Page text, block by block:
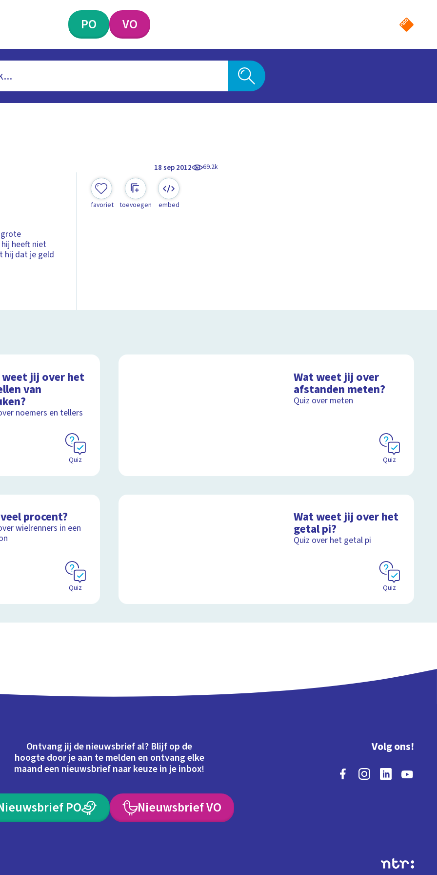
PO VO
18 sep 2012 69.2k
heeft niet
hij dat je geld
favoriet toevoegen embed
weet jij over het
van
noemers en tellers
Quiz
Wat weet jij over
afstanden meten?
Quiz over meten
Quiz
procent?
wielrenners in een
Quiz
Wat weet jij over het
getal pi?
Quiz over het getal pi
Quiz
Ontvang jij de nieuwsbrief al? Blijf op de
hoogte door je aan te melden en ontvang elke
maand een nieuwsbrief naar keuze in je inbox!
PO Nieuwsbrief VO
Volg ons!